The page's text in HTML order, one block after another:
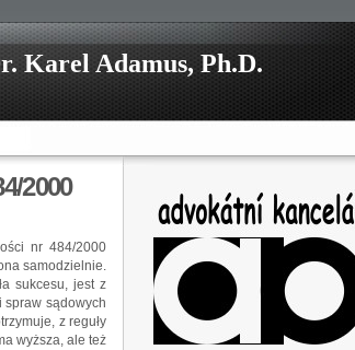
Karel Adamus, Ph.D.
2000
nr 484/2000
samodzielnie.
sukcesu, jest z
spraw sądowych
z reguły
wyższa, ale też